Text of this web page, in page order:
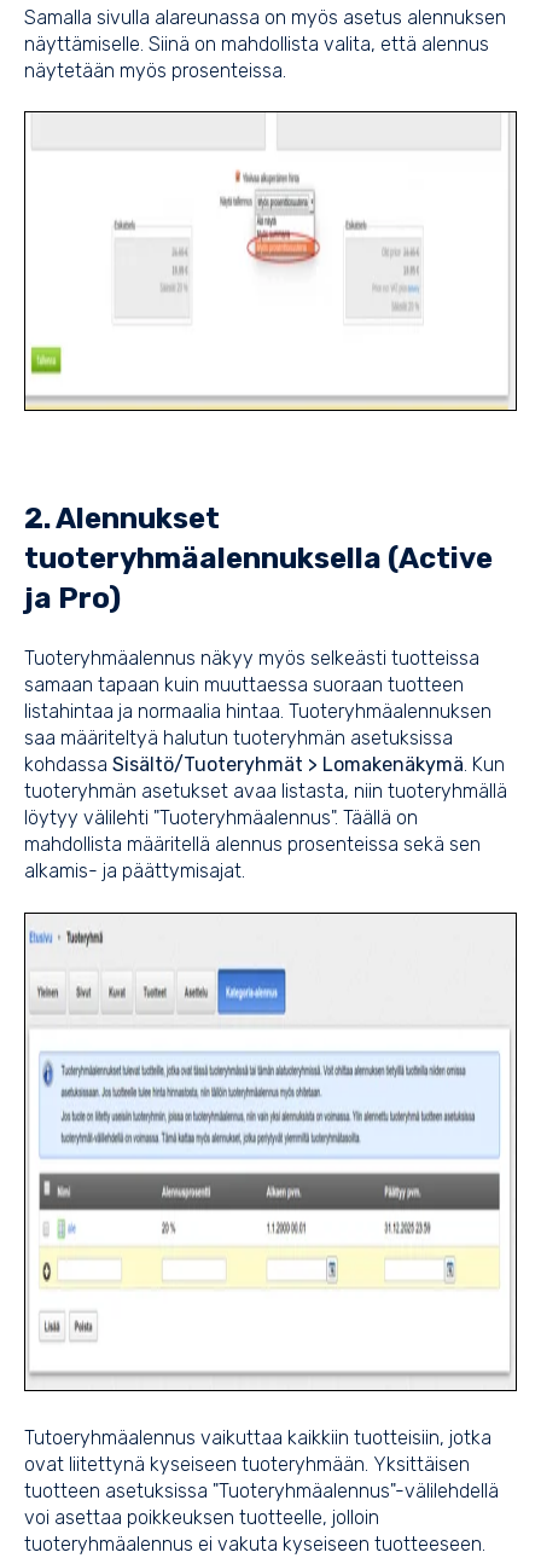
Samalla sivulla alareunassa on myös asetus alennuksen
näyttämiselle. Siinä on mahdollista valita, että alennus
näytetään myös prosenteissa.
2. Alennukset
tuoteryhmäalennuksella (Active
ja Pro)
Tuoteryhmäalennus näkyy myös selkeästi tuotteissa
samaan tapaan kuin muuttaessa suoraan tuotteen
listahintaa ja normaalia hintaa. Tuoteryhmäalennuksen
saa määriteltyä halutun tuoteryhmän asetuksissa
kohdassa Sisältö/Tuoteryhmät > Lomakenäkymä. Kun
tuoteryhmän asetukset avaa listasta, niin tuoteryhmällä
löytyy välilehti "Tuoteryhmäalennus". Täällä on
mahdollista määritellä alennus prosenteissa sekä sen
alkamis- ja päättymisajat.
Tutoeryhmäalennus vaikuttaa kaikkiin tuotteisiin, jotka
ovat liitettynä kyseiseen tuoteryhmään. Yksittäisen
tuotteen asetuksissa "Tuoteryhmäalennus"-välilehdellä
voi asettaa poikkeuksen tuotteelle, jolloin
tuoteryhmäalennus ei vakuta kyseiseen tuotteeseen.